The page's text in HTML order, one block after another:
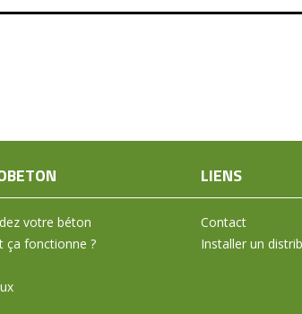
votre béton
ça fonctionne ?
LIENS
Contact
Installer un